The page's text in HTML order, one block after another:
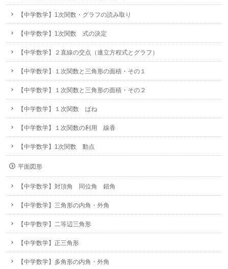
【中学数学】1次関数・グラフの読み取り
【中学数学】1次関数 式の決定
【中学数学】２直線の交点（連立方程式とグラフ）
【中学数学】１次関数と三角形の面積・その１
【中学数学】１次関数と三角形の面積・その２
【中学数学】１次関数 ばね
【中学数学】１次関数の利用 線香
【中学数学】1次関数 動点
平面図形
【中学数学】対頂角 同位角 錯角
【中学数学】三角形の内角・外角
【中学数学】二等辺三角形
【中学数学】正三角形
【中学数学】多角形の内角・外角